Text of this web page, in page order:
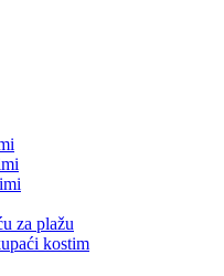
za plažu
kostim